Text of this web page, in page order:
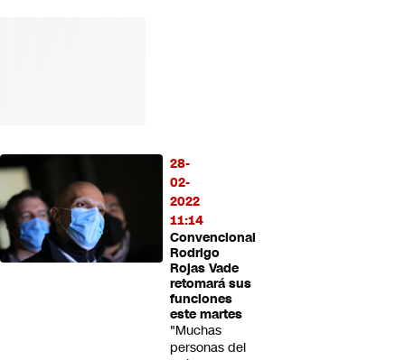
28-
02-
2022
11:14
Convencional
Rodrigo
Rojas Vade
retomará sus
funciones
este martes
"Muchas
personas del